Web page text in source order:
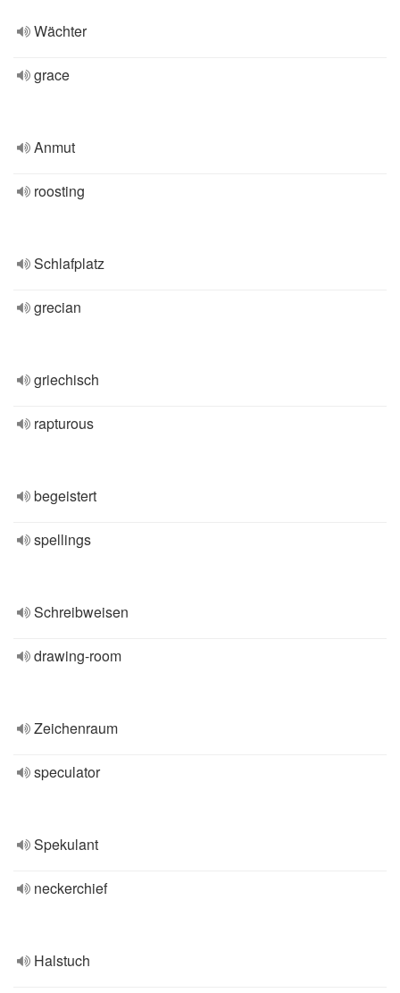
Wächter
grace
Anmut
roosting
Schlafplatz
grecian
griechisch
rapturous
begeistert
spellings
Schreibweisen
drawing-room
Zeichenraum
speculator
Spekulant
neckerchief
Halstuch